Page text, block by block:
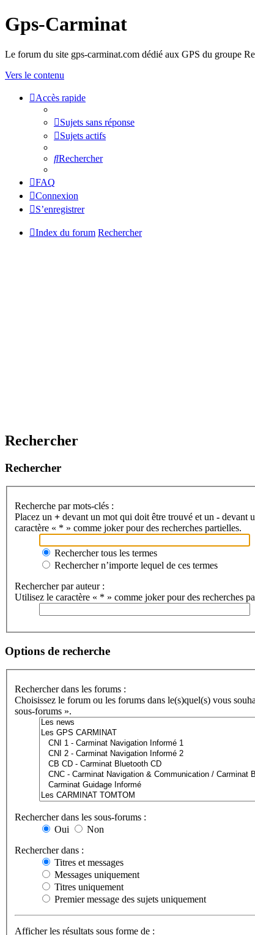
Gps-Carminat
Le forum du site gps-carminat.com dédié aux GPS du groupe
Vers le contenu
Accès rapide
Sujets sans réponse
Sujets actifs
Rechercher
FAQ
Connexion
S’enregistrer
Index du forum Rechercher
Rechercher
Rechercher
Recherche par mots-clés :
Placez un + devant un mot qui doit être trouvé et un - devant
caractère « * » comme joker pour des recherches partielles.
Rechercher tous les termes
Rechercher n’importe lequel de ces termes
Rechercher par auteur :
Utilisez le caractère « * » comme joker pour des recherches
Options de recherche
Rechercher dans les forums :
Choisissez le forum ou les forums dans le(s)quel(s) vous
sous-forums ».
Rechercher dans les sous-forums :
Oui
Non
Rechercher dans :
Titres et messages
Messages uniquement
Titres uniquement
Premier message des sujets uniquement
Afficher les résultats sous forme de :